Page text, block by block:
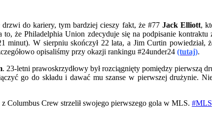
do kariery, tym bardziej cieszy fakt, że #77 Jack Elliott,
że Philadelphia Union zdecyduje się na podpisanie
minut). W sierpniu skończył 22 lata, a Jim Curtin
opisaliśmy przy okazji rankingu #24under24 (tutaj).
. 23-letni prawoskrzydłowy był rozciągnięty pomiędzy pierwszą
go do składu i dawać mu szanse w pierwszej drużynie.
Columbus Crew strzelił swojego pierwszego gola w MLS.